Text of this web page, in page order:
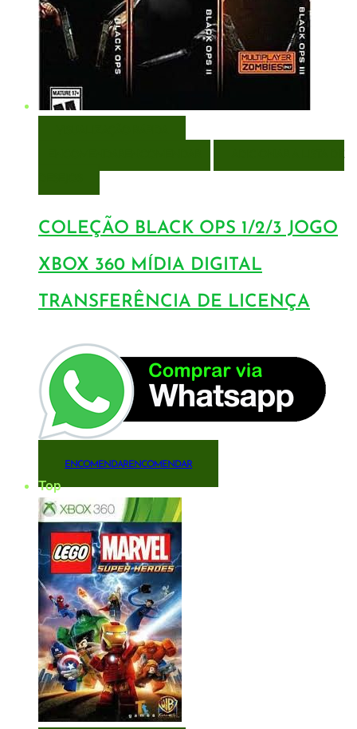
COLEÇÃO BLACK OPS 1/2/3 JOGO
XBOX 360 MÍDIA DIGITAL
TRANSFERÊNCIA DE LICENÇA
ENCOMENDARENCOMENDAR
Top